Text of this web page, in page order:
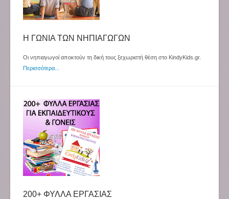
Η ΓΩΝΙΑ ΤΩΝ ΝΗΠΙΑΓΩΓΩΝ
Οι νηπιαγωγοί αποκτούν τη δική τους ξεχωριστή θέση στο KindyKids.gr.
Περισσότερα...
200+ ΦΥΛΛΑ ΕΡΓΑΣΙΑΣ